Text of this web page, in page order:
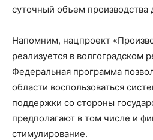
суточный объем производства
Напомним, нацпроект
реализуется в волгоградском
Федеральная программа
области воспользоваться
поддержки со стороны
предполагают в том числе и
стимулирование.